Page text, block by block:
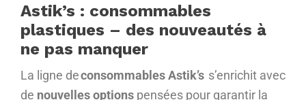
Astik’s : consommables
plastiques – des nouveautés à
ne pas manquer
La ligne deconsommables Astik’s s’enrichit avec
de nouvelles options pensées pour garantir la